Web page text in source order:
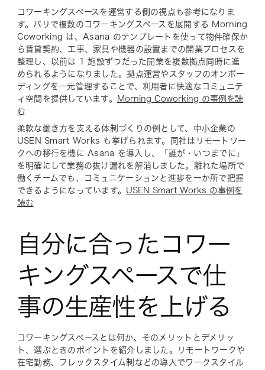
コワーキングスペースを運営する側の視点も参考になりま
す。パリで複数のコワーキングスペースを展開する Morning
Coworking は、Asana のテンプレートを使って物件確保か
ら賃貸契約、工事、家具や機器の設置までの開業プロセスを
整理し、以前は 1 施設ずつだった開業を複数拠点同時に進
められるようになりました。拠点運営やスタッフのオンボー
ディングを一元管理することで、利用者に快適なコミュニテ
ィ空間を提供しています。
Morning Coworking の事例を読
む
柔軟な働き方を支える体制づくりの例として、中小企業の
USEN Smart Works も挙げられます。同社はリモートワー
クへの移行を機に Asana を導入し、「誰が・いつまでに」
を明確にして業務の抜け漏れを解消しました。離れた場所で
働くチームでも、コミュニケーションと進捗を一か所で把握
できるようになっています。 USEN Smart Works の事例を
読む
自分に合ったコワー
キングスペースで仕
事の生産性を上げる
コワーキングスペースとは何か、そのメリットとデメリッ
ト、選ぶときのポイントを紹介しました。リモートワークや
在宅勤務、フレックスタイム制などの導入でワークスタイル